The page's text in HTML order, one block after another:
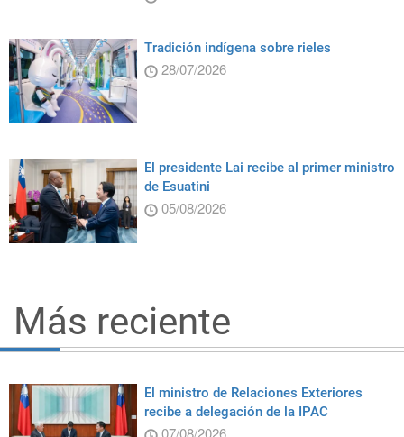
Tradición indígena sobre rieles
28/07/2026
El presidente Lai recibe al primer ministro
de Esuatini
05/08/2026
Más reciente
El ministro de Relaciones Exteriores
recibe a delegación de la IPAC